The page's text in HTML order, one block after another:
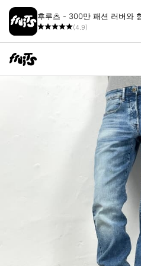
후루츠 - 300만 패션 러버와
(4.9)